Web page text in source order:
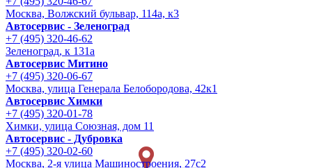
Москва, Волжский бульвар, 114а, к3
Автосервис - Зеленоград
+7 (495) 320-46-62
Зеленоград, к 131а
Автосервис Митино
+7 (495) 320-06-67
Москва, улица Генерала Белобородова, 42к1
Автосервис Химки
+7 (495) 320-01-78
Химки, улица Союзная, дом 11
Автосервис - Дубровка
+7 (495) 320-02-60
Москва, 2-я улица Машиностроения, 27с2